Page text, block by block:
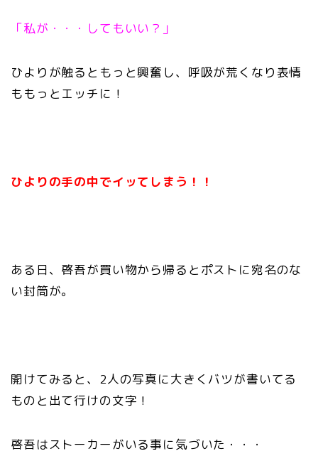
「私が・・・してもいい？」
ひよりが触るともっと興奮し、 呼吸が荒くなり表情
ももっとエッチに！
ひよりの手の中でイッてしまう！！
ある日、啓吾が買い物から帰るとポストに宛名のな
い封筒が。
開けてみると、2人の写真に大きくバツが書いてる
ものと 出て行けの文字！
啓吾はストーカーがいる事に気づいた・・・